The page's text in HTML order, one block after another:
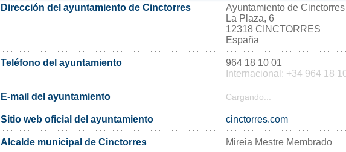
Dirección del ayuntamiento de Cinctorres
Ayuntamiento de Cinctorres
La Plaza, 6
12318 CINCTORRES
España
Teléfono del ayuntamiento
964 18 10 01
Internacional: +34 964 18
E-mail del ayuntamiento Cargando...
Sitio web oficial del ayuntamiento cinctorres.com
Alcalde municipal de Cinctorres Mireia Mestre Membrado